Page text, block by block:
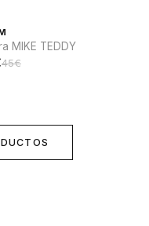
MIKE TEDDY
45€